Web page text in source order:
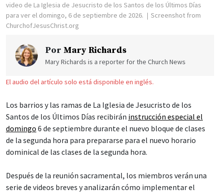
video de La Iglesia de Jesucristo de los Santos de los Últimos Días
para ver el domingo, 6 de septiembre de 2026.
Screenshot from
ChurchofJesusChrist.org
Por Mary Richards
Mary Richards is a reporter for the Church News
El audio del artículo solo está disponible en inglés.
Los barrios y las ramas de La Iglesia de Jesucristo de los
Santos de los Últimos Días recibirán instrucción especial el
domingo 6 de septiembre durante el nuevo bloque de clases
de la segunda hora para prepararse para el nuevo horario
dominical de las clases de la segunda hora.
Después de la reunión sacramental, los miembros verán una
serie de videos breves y analizarán cómo implementar el